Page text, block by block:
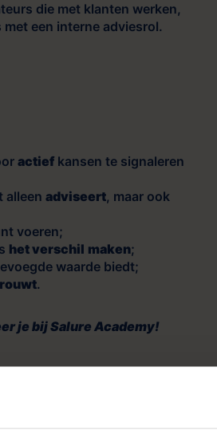
die met klanten werken,
een interne adviesrol.
actief kansen te signaleren
alleen adviseert, maar ook
voeren;
het verschil maken;
waarde biedt;
.
je bij Salure Academy!